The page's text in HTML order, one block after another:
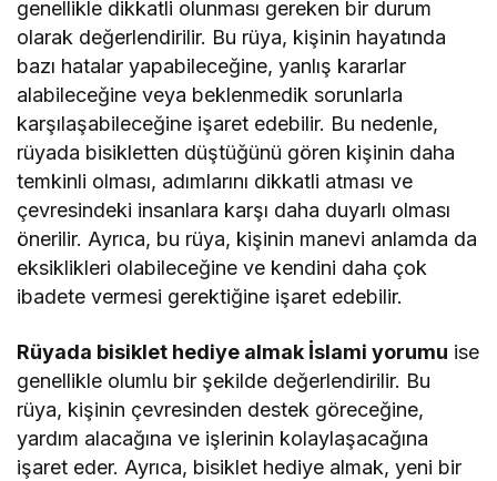
genellikle dikkatli olunması gereken bir durum
olarak değerlendirilir. Bu rüya, kişinin hayatında
bazı hatalar yapabileceğine, yanlış kararlar
alabileceğine veya beklenmedik sorunlarla
karşılaşabileceğine işaret edebilir. Bu nedenle,
rüyada bisikletten düştüğünü gören kişinin daha
temkinli olması, adımlarını dikkatli atması ve
çevresindeki insanlara karşı daha duyarlı olması
önerilir. Ayrıca, bu rüya, kişinin manevi anlamda da
eksiklikleri olabileceğine ve kendini daha çok
ibadete vermesi gerektiğine işaret edebilir.
Rüyada bisiklet hediye almak İslami yorumu ise
genellikle olumlu bir şekilde değerlendirilir. Bu
rüya, kişinin çevresinden destek göreceğine,
yardım alacağına ve işlerinin kolaylaşacağına
işaret eder. Ayrıca, bisiklet hediye almak, yeni bir